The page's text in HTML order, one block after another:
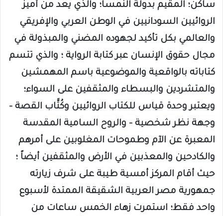
ساكن؛ المقيم بدولة النمسا؛ والذي يعد من أميز
الروائيين السودانيين في الوطن العربي والإفريقي
والعالمي بكل تأكيد لجهوده المضني والمبذولة في
مجال حقوق الإنسان عبر كتابة الرواية ؛ والذي تتسم
كتاباته بالواقعية والموضوعية باسم المهمشين
والمتشردين والبسطاء والمثقفين على السواء؛
ويعتبر وحدة قياس للكتاب الروائيين وكُتَّاب القصة –
وجهة نظر شخصية – والروح السامية المقدسة
المعبرة عن الآم وطموحات المغلوبين على أمرهم
والكادحين والمعذبين في الأرض والمثقفين أيضاً ؛
حيث أقام المركز أمسية طيبة على شرف زيارته
جمهورية مصر العربية الشقيقة الممتدة لأسبوع
واحد فقط؛ استمرت زهاء الخمس ساعات من